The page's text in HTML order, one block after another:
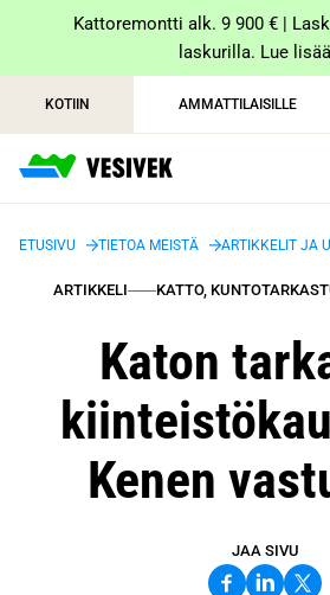
sisältöönKattoremontti alk. 9 900 € |
laskurilla. Lue lisää
KOTIIN AMMATTILAISILLE
ETUSIVU TIETOA MEISTÄ ARTIKKELIT JA
ARTIKKELI KATTO,
Katon
Kenen
JAA SIVU